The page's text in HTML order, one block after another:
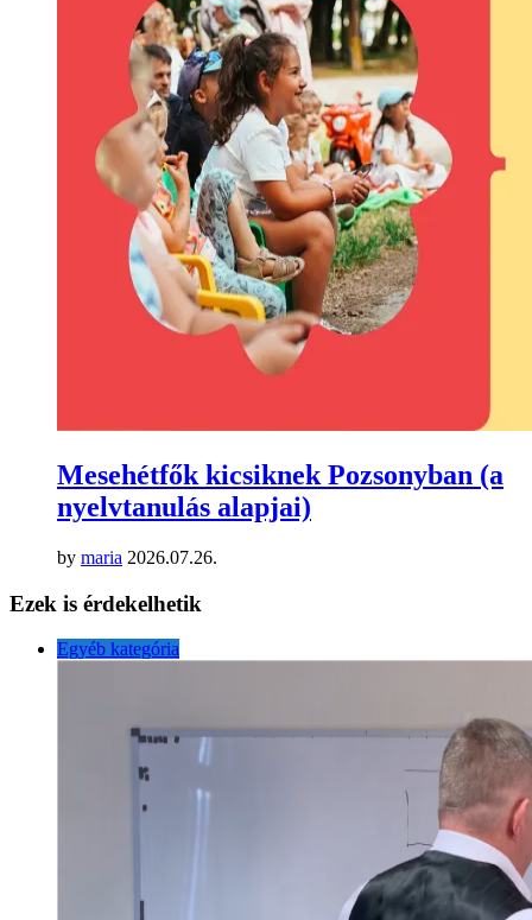
Mesehétfők kicsiknek Pozsonyban (a
nyelvtanulás alapjai)
by maria 2026.07.26.
Ezek is érdekelhetik
Egyéb kategória